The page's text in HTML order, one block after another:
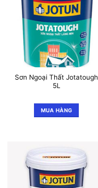
Sơn Ngoại Thất Jotatough
5L
MUA HÀNG